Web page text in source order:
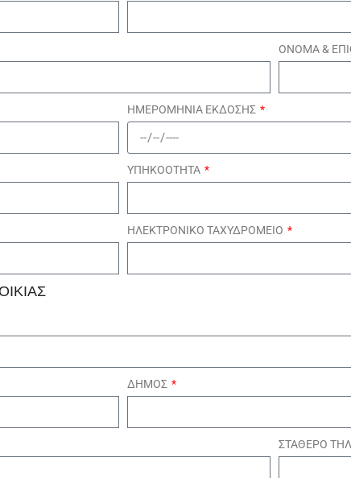
ΟΝΟΜΑ &
ΗΜΕΡΟΜΗΝΙΑ ΕΚΔΟΣΗΣ
ΥΠΗΚΟΟΤΗΤΑ
ΗΛΕΚΤΡΟΝΙΚΟ ΤΑΧΥΔΡΟΜΕΙΟ
ΔΗΜΟΣ
ΣΤΑΘΕΡΟ